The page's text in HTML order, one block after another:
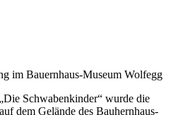
im Bauernhaus-Museum Wolfegg
Schwabenkinder“ wurde die
dem Gelände des Bauhernhaus-